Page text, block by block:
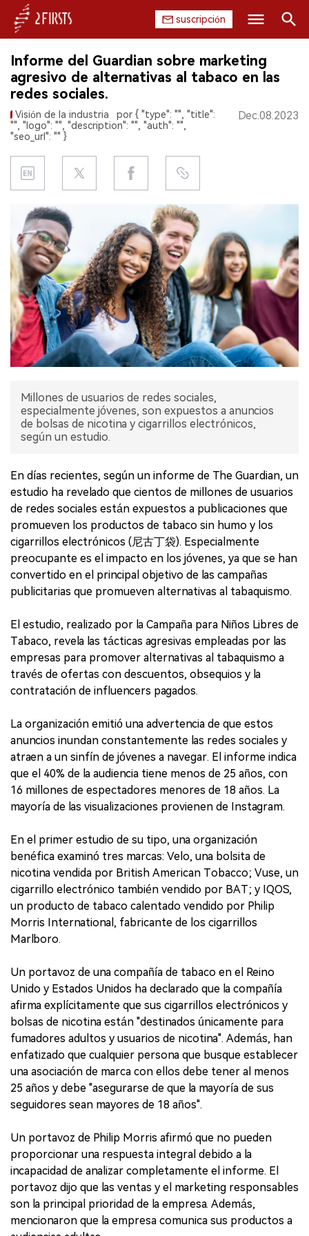
suscripción
INICIO
EMPRESA
PRODUCTO
REGULACIÓN
DATOS
EXPOSICIÓN
ENTREVISTA
Buscar
Informe del Guardian sobre marketing
agresivo de alternativas al tabaco en las
redes sociales.
Visión de la industria
por { "type": "", "title":
"", "logo": "", "description": "", "auth": "",
"seo_url": "" }
Dec.08.2023
Millones de usuarios de redes sociales,
especialmente jóvenes, son expuestos a anuncios
de bolsas de nicotina y cigarrillos electrónicos,
según un estudio.
En días recientes, según un informe de The Guardian, un
estudio ha revelado que cientos de millones de usuarios
de redes sociales están expuestos a publicaciones que
promueven los productos de tabaco sin humo y los
cigarrillos electrónicos (尼古丁袋). Especialmente
preocupante es el impacto en los jóvenes, ya que se han
convertido en el principal objetivo de las campañas
publicitarias que promueven alternativas al tabaquismo.
El estudio, realizado por la Campaña para Niños Libres de
Tabaco, revela las tácticas agresivas empleadas por las
empresas para promover alternativas al tabaquismo a
través de ofertas con descuentos, obsequios y la
contratación de influencers pagados.
La organización emitió una advertencia de que estos
anuncios inundan constantemente las redes sociales y
atraen a un sinfín de jóvenes a navegar. El informe indica
que el 40% de la audiencia tiene menos de 25 años, con
16 millones de espectadores menores de 18 años. La
mayoría de las visualizaciones provienen de Instagram.
En el primer estudio de su tipo, una organización
benéfica examinó tres marcas: Velo, una bolsita de
nicotina vendida por British American Tobacco; Vuse, un
cigarrillo electrónico también vendido por BAT; y IQOS,
un producto de tabaco calentado vendido por Philip
Morris International, fabricante de los cigarrillos
Marlboro.
Un portavoz de una compañía de tabaco en el Reino
Unido y Estados Unidos ha declarado que la compañía
afirma explícitamente que sus cigarrillos electrónicos y
bolsas de nicotina están "destinados únicamente para
fumadores adultos y usuarios de nicotina". Además, han
enfatizado que cualquier persona que busque establecer
una asociación de marca con ellos debe tener al menos
25 años y debe "asegurarse de que la mayoría de sus
seguidores sean mayores de 18 años".
Un portavoz de Philip Morris afirmó que no pueden
proporcionar una respuesta integral debido a la
incapacidad de analizar completamente el informe. El
portavoz dijo que las ventas y el marketing responsables
son la principal prioridad de la empresa. Además,
mencionaron que la empresa comunica sus productos a